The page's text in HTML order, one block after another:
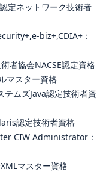
定ネットワーク技術者
biz+,CDIA+：
者協会NACSE認定資格
マスター資格
テムズJava認定技術者資
認定技術者資格
CIW Administrator：
マスター資格